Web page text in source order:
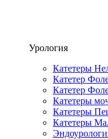
Урология
Катетеры
Катетер
Катетер
Катетеры
Катетеры
Катетеры